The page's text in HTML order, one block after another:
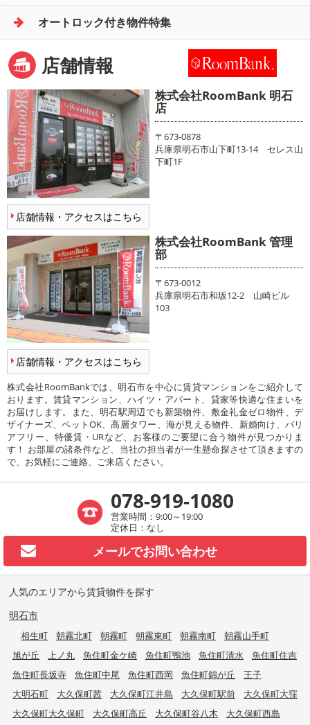
オートロック付き物件特集
店舗情報
店舗情報・アクセスはこちら
株式会社RoomBank 明石
店
〒673-0878
兵庫県明石市山下町13-14 セレス山
下町1F
店舗情報・アクセスはこちら
株式会社RoomBank 管理
部
〒673-0012
兵庫県明石市和坂12-2 山崎ビル
103
株式会社RoomBankでは、明石市を中心に賃貸マンションをご紹介して
おります。賃貸マンション、ハイツ・アパート、貸家等快適な住まいを
お届けします。また、明石駅周辺でも新築物件、敷金礼金ゼロ物件、デ
ザイナーズ、ペットOK、高層タワー、海が見える物件、新婚向け、バリ
アフリー、特優賃・URなど、お客様のご要望に合う物件が見つかりま
す！ お部屋の諸条件など、当社の担当者が一生懸命探させて頂きますの
で、お気軽にご連絡、ご来店ください。
078-919-1080
営業時間：9:00～19:00
定休日：なし
メールでお問い合わせ
人気のエリアから賃貸物件を探す
明石市
相生町 朝霧北町 朝霧町 朝霧東町 朝霧南町
朝霧山手町
旭が丘
上ノ丸 魚住町金ケ崎 魚住町鴨池 魚住町清水
魚住町住吉
魚住町長坂寺
魚住町中尾 魚住町西岡 魚住町錦が丘
王子
大明石町
大久保町茜 大久保町江井島 大久保町駅前
大久保町大窪
大久保町大久保町
大久保町高丘 大久保町谷八木
大久保町西島